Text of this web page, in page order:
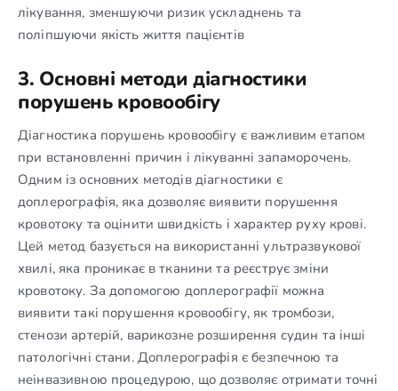
лікування, зменшуючи ризик ускладнень та
поліпшуючи якість життя пацієнтів
3. Основні методи діагностики
порушень кровообігу
Діагностика порушень кровообігу є важливим етапом
при встановленні причин і лікуванні запаморочень.
Одним із основних методів діагностики є
доплерографія, яка дозволяє виявити порушення
кровотоку та оцінити швидкість і характер руху крові.
Цей метод базується на використанні ультразвукової
хвилі, яка проникає в тканини та реєструє зміни
кровотоку. За допомогою доплерографії можна
виявити такі порушення кровообігу, як тромбози,
стенози артерій, варикозне розширення судин та інші
патологічні стани. Доплерографія є безпечною та
неінвазивною процедурою, що дозволяє отримати точні